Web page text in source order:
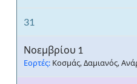
31
Νοεμβρίου 1
Εορτές: Κοσμάς, Δαμιανός,